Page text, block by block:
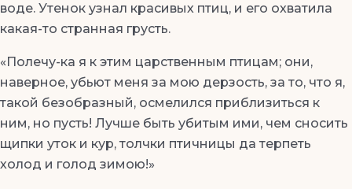
воде. Утенок узнал красивых птиц, и его охватила
какая-то странная грусть.
«Полечу-ка я к этим царственным птицам; они,
наверное, убьют меня за мою дерзость, за то, что я,
такой безобразный, осмелился приблизиться к
ним, но пусть! Лучше быть убитым ими, чем сносить
щипки уток и кур, толчки птичницы да терпеть
холод и голод зимою!»